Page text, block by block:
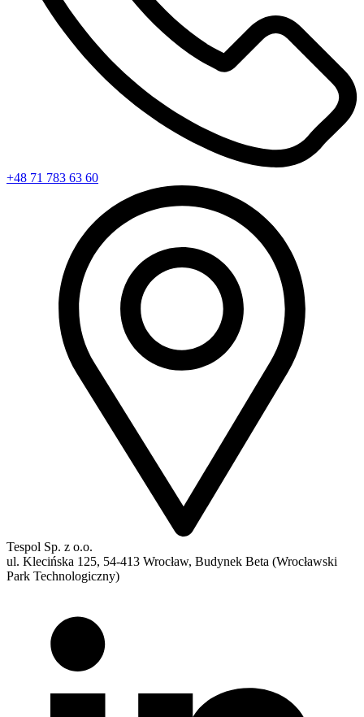
+48 71 783 63 60
Tespol Sp. z o.o.
ul. Klecińska 125, 54-413 Wrocław, Budynek Beta (Wrocławski
Park Technologiczny)